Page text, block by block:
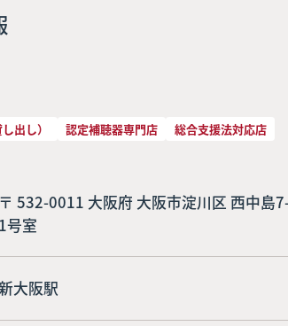
出し） 認定補聴器専門店 総合支援法対応店
〒 532-0011 大阪府 大阪市淀川区 西中島
1号室
大阪駅